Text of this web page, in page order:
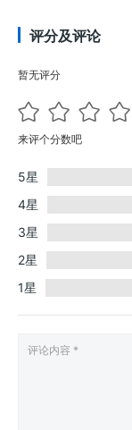
评分及评论
暂无评分
来评个分数吧
5星
4星
3星
2星
1星